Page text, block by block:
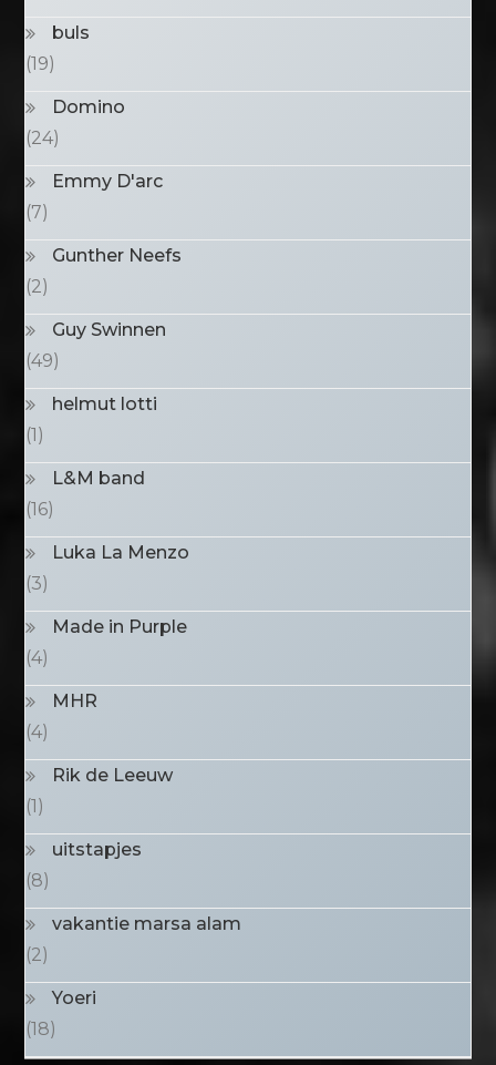
buls
(19)
Domino
(24)
Emmy D'arc
(7)
Gunther Neefs
(2)
Guy Swinnen
(49)
helmut lotti
(1)
L&M band
(16)
Luka La Menzo
(3)
Made in Purple
(4)
MHR
(4)
Rik de Leeuw
(1)
uitstapjes
(8)
vakantie marsa alam
(2)
Yoeri
(18)